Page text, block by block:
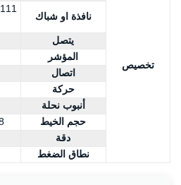
تخصيص
نافذة او شباك
يتصل
المؤشر
اتصال
حركة
أنبوب نحلة
حجم الخيط
1/8 ''
دقة
نطاق الضغط